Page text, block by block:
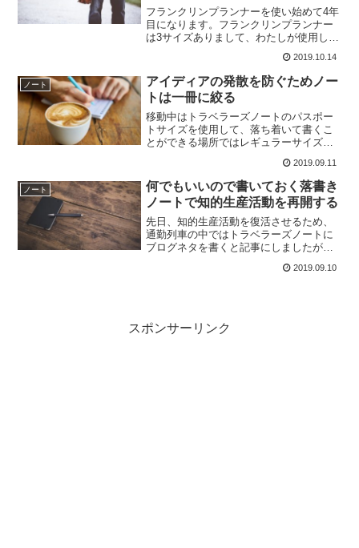
フランクリンプランナーを使い始めて4年
目になります。フランクリンプランナー
は3サイズありまして、わたしが使用して
と互換があるコンパクトサイズ。コンパ
クトといいながら男性の弁当箱ぐらいの
サイズがありまして、...
2019.10.14
ノート
アイディアの発散を防ぐためノー
トは一冊に絞る
移動中はトラベラーズノートのパスポー
トサイズを使用して、落ち着いて書くこ
とができる場所ではレギュラーサイズを
動の復帰をしようとブログネタをトラベ
ラーズノートに書くようになって二つの
ノートを使っていくのが面...
2019.09.11
ノート
何でもいいので書いておく落書き
ノートで知的生産活動を再開する
先日、知的生産活動を復活させるため、
通勤列車の中ではトラベラーズノートに
ブログネタを書くと記事にしましたが、
を考えております。スマホでネットの代
2019.09.10
スポンサーリンク